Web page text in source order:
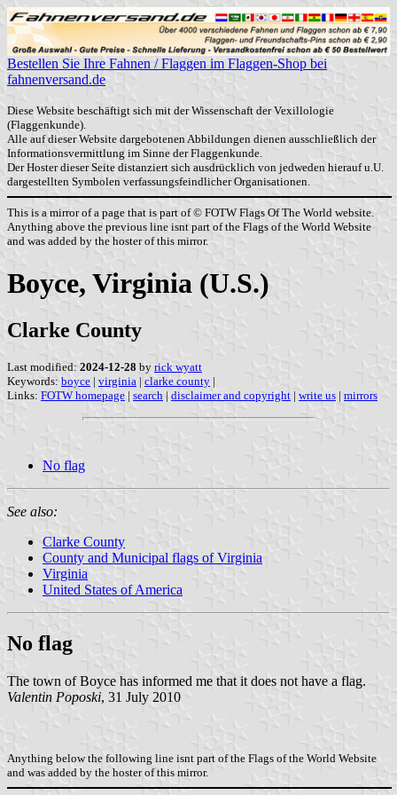
Bestellen Sie Ihre Fahnen / Flaggen im Flaggen-Shop bei
fahnenversand.de
Diese Website beschäftigt sich mit der Wissenschaft der Vexillologie
(Flaggenkunde).
Alle auf dieser Website dargebotenen Abbildungen dienen ausschließlich der
Informationsvermittlung im Sinne der Flaggenkunde.
Der Hoster dieser Seite distanziert sich ausdrücklich von jedweden hierauf u.U.
dargestellten Symbolen verfassungsfeindlicher Organisationen.
This is a mirror of a page that is part of © FOTW Flags Of The World website.
Anything above the previous line isnt part of the Flags of the World Website
and was added by the hoster of this mirror.
Boyce, Virginia (U.S.)
Clarke County
Last modified: 2024-12-28 by rick wyatt
Keywords: boyce | virginia | clarke county |
Links: FOTW homepage | search | disclaimer and copyright | write us | mirrors
No flag
See also:
Clarke County
County and Municipal flags of Virginia
Virginia
United States of America
No flag
The town of Boyce has informed me that it does not have a flag.
Valentin Poposki, 31 July 2010
Anything below the following line isnt part of the Flags of the World Website
and was added by the hoster of this mirror.